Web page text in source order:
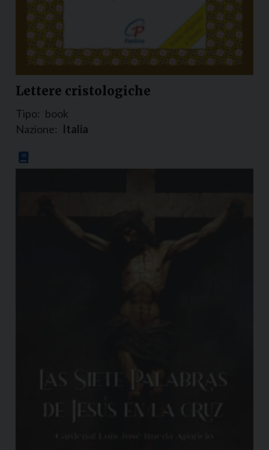
Lettere cristologiche
Tipo: book
Nazione: Italia